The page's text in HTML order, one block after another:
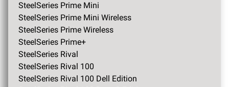
SteelSeries Prime Mini
SteelSeries Prime Mini Wireless
SteelSeries Prime Wireless
SteelSeries Prime+
SteelSeries Rival
SteelSeries Rival 100
SteelSeries Rival 100 Dell Edition